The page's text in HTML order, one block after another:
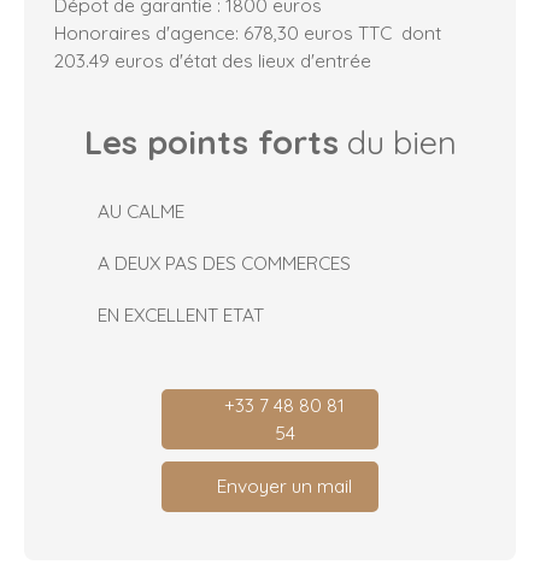
Honoraires d'agence: 678,30 euros TTC dont
203.49 euros d'état des lieux d'entrée
Les points forts du bien
AU CALME
A DEUX PAS DES COMMERCES
EN EXCELLENT ETAT
+33 7 48 80 81
54
Envoyer un mail